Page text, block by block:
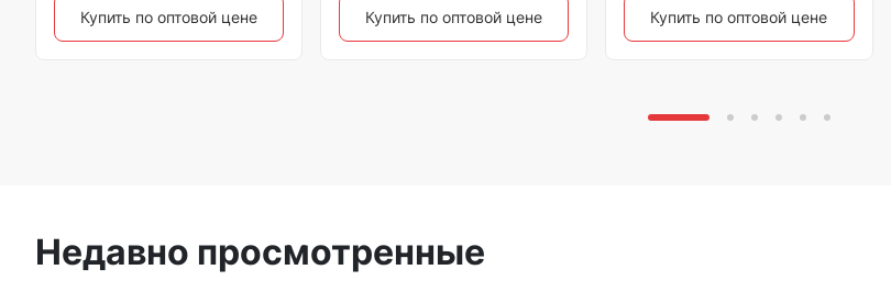
Купить по оптовой цене Купить по оптовой цене Купить по оптовой цене
Недавно просмотренные